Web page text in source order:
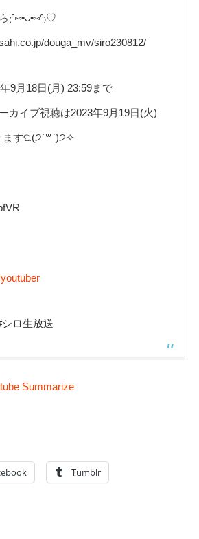
₍ᐢ⑅•ᴗ•⑅ᐢ₎♡
douga_mv/siro230812/
9月18日(月) 23:59まで
カイブ視聴は2023年9月19日(火)
すଘ(੭ˊ꒳​ˋ)੭✧
ロ生放送
Summarize
Tumblr